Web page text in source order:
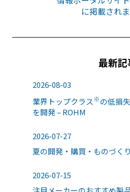
に掲載されま
最新記
2026-08-03
業界トップクラス※の低損
を開発 – ROHM
2026-07-27
夏の開発・購買・ものづく
2026-07-15